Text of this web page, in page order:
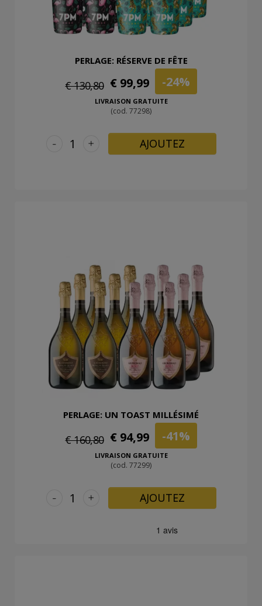
PERLAGE: RÉSERVE DE FÊTE
€ 130,80 € 99,99 -24%
LIVRAISON GRATUITE
(cod. 77298)
+
- AJOUTEZ
PERLAGE: UN TOAST MILLÉSIMÉ
€ 160,80 € 94,99 -41%
LIVRAISON GRATUITE
(cod. 77299)
+
- AJOUTEZ